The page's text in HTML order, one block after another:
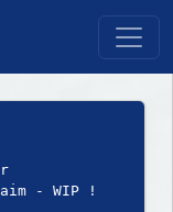
- WIP !